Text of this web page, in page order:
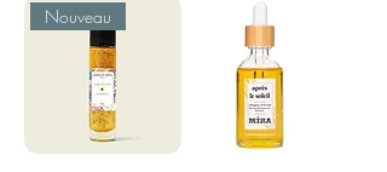
Nouveau